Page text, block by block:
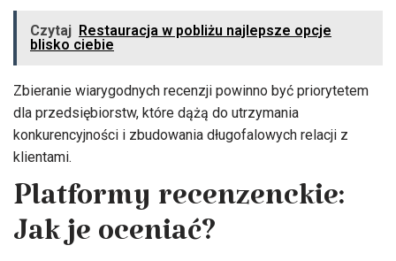
Czytaj Restauracja w pobliżu najlepsze opcje
blisko ciebie
Zbieranie wiarygodnych recenzji powinno być priorytetem
dla przedsiębiorstw, które dążą do utrzymania
konkurencyjności i zbudowania długofalowych relacji z
klientami.
Platformy recenzenckie:
Jak je oceniać?